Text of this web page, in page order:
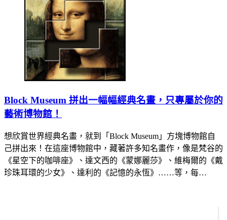
Block Museum 拼出一幅幅經典名畫，只專屬於你的
藝術博物館！
想欣賞世界經典名畫，就到「Block Museum」方塊博物館自
己拼出來！在這座博物館中，藏著許多知名畫作，像是梵谷的
《星空下的咖啡座》、達文西的《蒙娜麗莎》、維梅爾的《戴
珍珠耳環的少女》、達利的《記憶的永恆》……等，每…